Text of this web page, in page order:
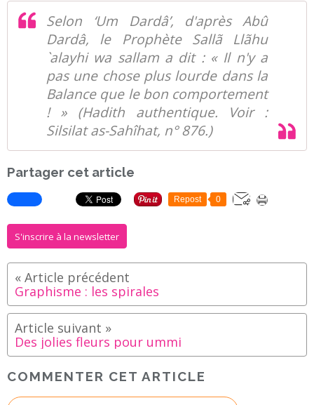
Selon ‘Um Dardâ’, d'après Abû
Dardâ, le Prophète Sallã Llãhu
`alayhi wa sallam a dit : « Il n'y a
pas une chose plus lourde dans la
Balance que le bon comportement
! » (Hadith authentique. Voir :
Silsilat as-Sahîhat, n° 876.)
Partager cet article
Repost 0
S'inscrire à la newsletter
Graphisme : les spirales
Des jolies fleurs pour ummi
COMMENTER CET ARTICLE